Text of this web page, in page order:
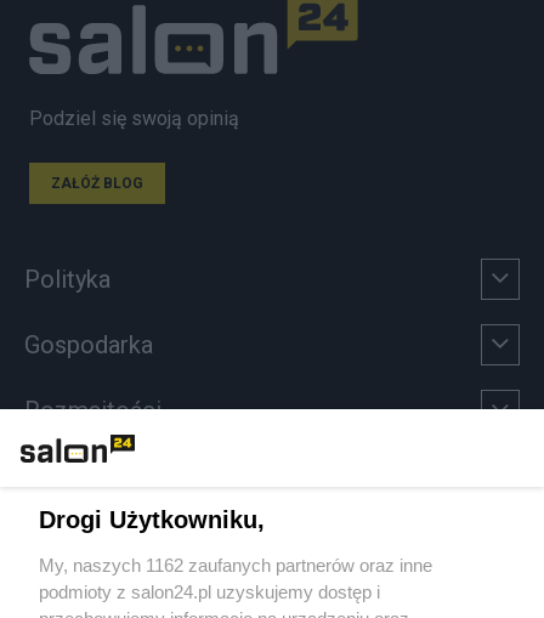
Podziel się swoją opinią
ZAŁÓŻ BLOG
Polityka
Gospodarka
Rozmaitości
Sport
Społeczeństwo
Drogi Użytkowniku,
My, naszych 1162 zaufanych partnerów oraz inne
podmioty z salon24.pl uzyskujemy dostęp i